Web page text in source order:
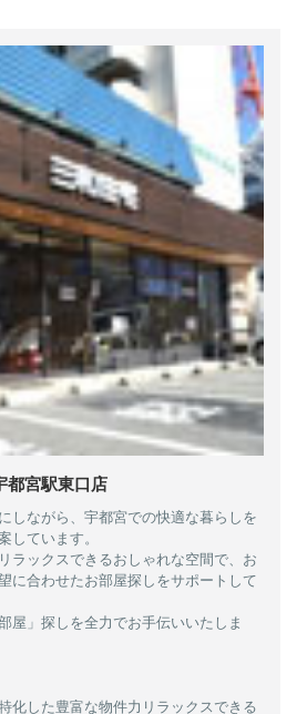
都宮駅東口店
しながら、宇都宮での快適な暮らしを
しています。
ラックスできるおしゃれな空間で、お
に合わせたお部屋探しをサポートして
屋」探しを全力でお手伝いいたしま
化した豊富な物件力リラックスできる